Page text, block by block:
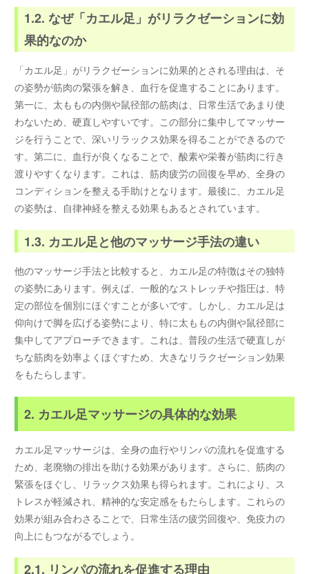
1.2. なぜ「カエル足」がリラクゼーションに効
果的なのか
「カエル足」がリラクゼーションに効果的とされる理由は、そ
の姿勢が筋肉の緊張を解き、血行を促進することにあります。
第一に、太ももの内側や鼠径部の筋肉は、日常生活であまり使
わないため、硬直しやすいです。この部分に集中してマッサー
ジを行うことで、深いリラックス効果を得ることができるので
す。第二に、血行が良くなることで、酸素や栄養が筋肉に行き
渡りやすくなります。これは、筋肉疲労の回復を早め、全身の
コンディションを整える手助けとなります。最後に、カエル足
の姿勢は、自律神経を整える効果もあるとされています。
1.3. カエル足と他のマッサージ手法の違い
他のマッサージ手法と比較すると、カエル足の特徴はその独特
の姿勢にあります。例えば、一般的なストレッチや指圧は、特
定の部位を個別にほぐすことが多いです。しかし、カエル足は
仰向けで脚を広げる姿勢により、特に太ももの内側や鼠径部に
集中してアプローチできます。これは、普段の生活で硬直しが
ちな筋肉を効率よくほぐすため、大きなリラクゼーション効果
をもたらします。
2. カエル足マッサージの具体的な効果
カエル足マッサージは、全身の血行やリンパの流れを促進する
ため、老廃物の排出を助ける効果があります。さらに、筋肉の
緊張をほぐし、リラックス効果も得られます。これにより、ス
トレスが軽減され、精神的な安定感をもたらします。これらの
効果が組み合わさることで、日常生活の疲労回復や、免疫力の
向上にもつながるでしょう。
2.1. リンパの流れを促進する理由